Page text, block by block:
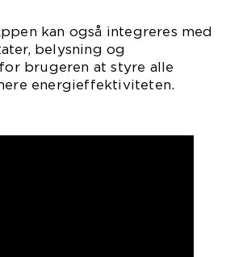
kan også integreres med
belysning og
brugeren at styre alle
energieffektiviteten.